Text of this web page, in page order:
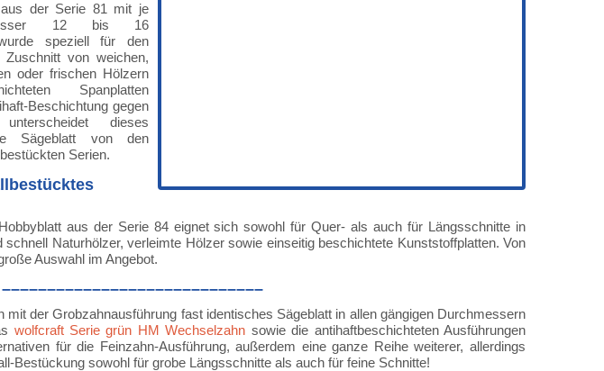
der Serie 81 mit je
12 bis 16
speziell für den
Zuschnitt von weichen,
oder frischen Hölzern
Spanplatten
Beschichtung gegen
dieses
Sägeblatt von den
Serien.
aus der Serie 84 eignet sich sowohl für Quer- als auch für Längsschnitte in
Naturhölzer, verleimte Hölzer sowie einseitig beschichtete Kunststoffplatten. Von
Auswahl im Angebot.
–––––––––––––––––––––––––––––
mit der Grobzahnausführung fast identisches Sägeblatt in allen gängigen Durchmessern
wolfcraft Serie grün HM Wechselzahn sowie die antihaftbeschichteten Ausführungen
für die Feinzahn-Ausführung, außerdem eine ganze Reihe weiterer, allerdings
Bestückung sowohl für grobe Längsschnitte als auch für feine Schnitte!